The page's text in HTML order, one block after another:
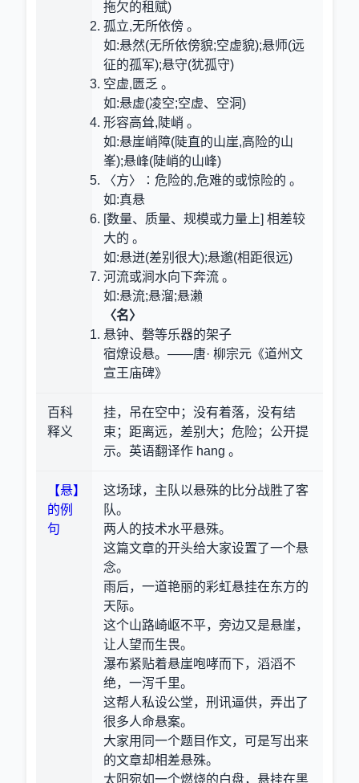
拖欠的租赋)
孤立,无所依傍 。
如:悬然(无所依傍貌;空虚貌);悬师(远
征的孤军);悬守(犹孤守)
空虚,匮乏 。
如:悬虚(凌空;空虚、空洞)
形容高耸,陡峭 。
如:悬崖峭障(陡直的山崖,高险的山
峯);悬峰(陡峭的山峰)
〈方〉∶危险的,危难的或惊险的 。
如:真悬
[数量、质量、规模或力量上] 相差较
大的 。
如:悬迸(差别很大);悬邈(相距很远)
河流或涧水向下奔流 。
如:悬流;悬溜;悬濑
〈名〉
悬钟、磬等乐器的架子
宿燎设悬。——唐· 柳宗元《道州文
宣王庙碑》
百科
释义
挂，吊在空中；没有着落，没有结
束；距离远，差别大；危险；公开提
示。英语翻译作 hang 。
【悬】
的例
句
这场球，主队以悬殊的比分战胜了客
队。
两人的技术水平悬殊。
这篇文章的开头给大家设置了一个悬
念。
雨后，一道艳丽的彩虹悬挂在东方的
天际。
这个山路崎岖不平，旁边又是悬崖，
让人望而生畏。
瀑布紧贴着悬崖咆哮而下，滔滔不
绝，一泻千里。
这帮人私设公堂，刑讯逼供，弄出了
很多人命悬案。
大家用同一个题目作文，可是写出来
的文章却相差悬殊。
太阳宛如一个燃烧的白盘，悬挂在黑